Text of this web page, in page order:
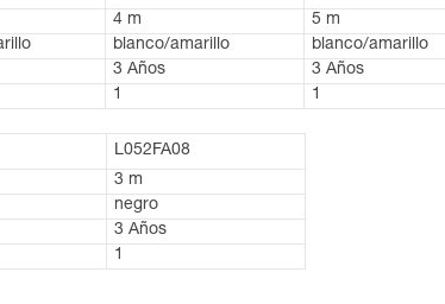
4 m 5 m
blanco/amarillo blanco/amarillo
3 Años 3 Años
1 1
L052FA08
3 m
negro
3 Años
1